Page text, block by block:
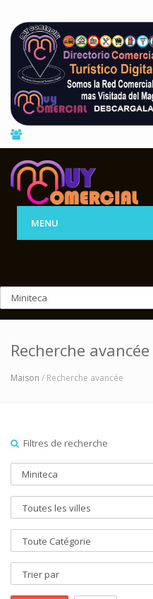
MENU
Recherche avancée
Maison / Recherche avancée
Filtres de recherche